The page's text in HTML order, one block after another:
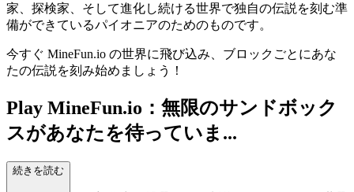
家、探検家、そして進化し続ける世界で独自の伝説を刻む準
備ができているパイオニアのためのものです。
今すぐ MineFun.io の世界に飛び込み、ブロックごとにあな
たの伝説を刻み始めましょう！
Play MineFun.io：無限のサンドボック
スがあなたを待っていま...
す！
続きを読む